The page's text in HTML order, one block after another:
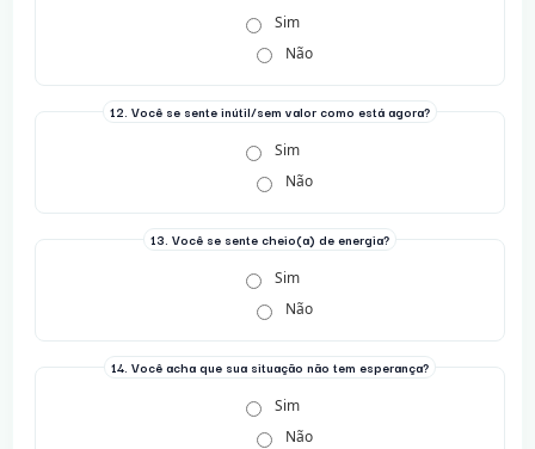
Sim
Não
12. Você se sente inútil/sem valor como está agora?
Sim
Não
13. Você se sente cheio(a) de energia?
Sim
Não
14. Você acha que sua situação não tem esperança?
Sim
Não